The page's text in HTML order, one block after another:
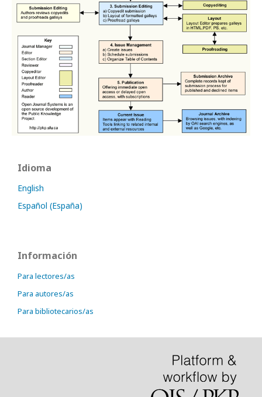
Idioma
English
Español (España)
Información
Para lectores/as
Para autores/as
Para bibliotecarios/as